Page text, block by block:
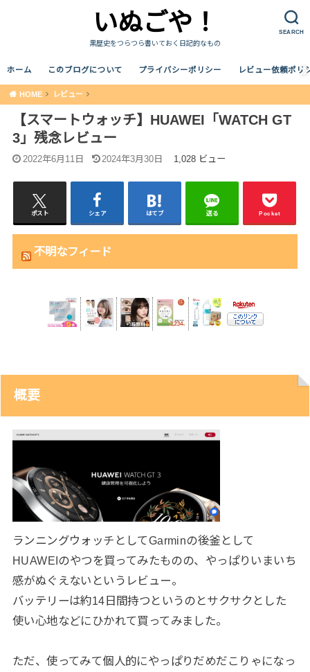
SEARCH
いぬごや！
黒歴史をつらつら書いておく日記的なもの
ホーム このブログについて プライバシーポリシー レビュー依頼ポリ
HOME レビュー
【スマートウォッチ】HUAWEI「WATCH GT
3」残念レビュー
2022年6月11日 2024年3月30日 1,028 ビュー
ポスト シェア はてブ 送る Pocket
不明なフィード
概要
ランニングウォッチとしてGarminの後釜として
HUAWEIのやつを買ってみたものの、やっぱりいまいち
感がぬぐえないというレビュー。
バッテリーは約14日間持つというのとサクサクとした
使い心地などにひかれて買ってみました。
ただ、使ってみて個人的にやっぱりだめだこりゃになっ